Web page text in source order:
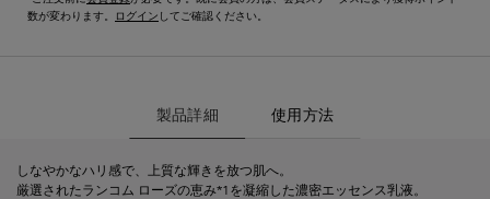
数が変わります。
ログイン してご確認ください。
製品詳細 使用方法
しなやかなハリ感で、上質な輝きを放つ肌へ。
厳選されたランコム ローズの恵み*1を凝縮した濃密エッセンス乳液。